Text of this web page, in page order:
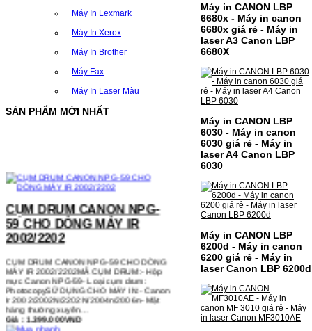
Máy In Lexmark
Máy In Xerox
Máy In Brother
Máy Fax
Máy In Laser Màu
SẢN PHẨM MỚI NHẤT
CỤM DRUM CANON NPG-
59 CHO DÒNG MÁY IR
2002/2202
CỤM DRUM CANON NPG-59 CHO DÒNG
MÁY IR 2002/2202MÃ CỤM DRUM:- Hộp
mực Canon NPG-59- Loại cụm drum:
PhotocopySỬ DỤNG CHO MÁY IN:- Canon
Ir 2002/2002N/2202N/2004n/2006n- Mặt
hàng thường xuyên…
Giá : 1.399.000VND
Chọn mua
Máy in CANON LBP
6680x - Máy in canon
6680x giá rẻ - Máy in
laser A3 Canon LBP
6680X
Máy in CANON LBP
6030 - Máy in canon
6030 giá rẻ - Máy in
laser A4 Canon LBP
6030
Máy in CANON LBP
6200d - Máy in canon
6200 giá rẻ - Máy in
laser Canon LBP 6200d